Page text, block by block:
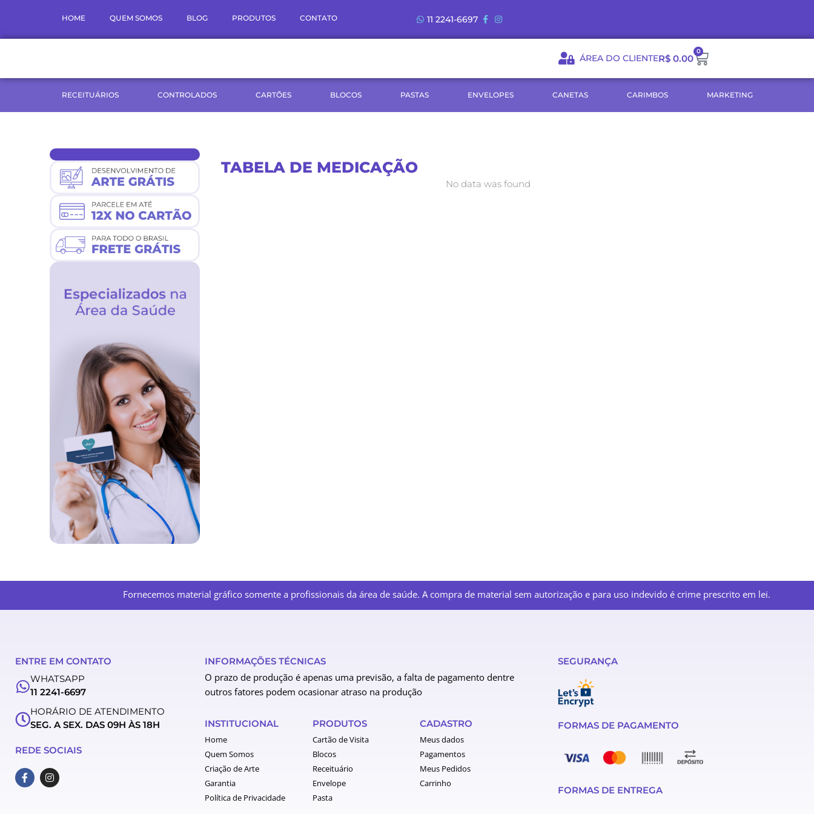
o
HOME QUEM SOMOS BLOG PRODUTOS CONTATO 11 2241-6697
ÁREA DO CLIENTER$ 0.00
0
Carrinho
RECEITUÁRIOS CONTROLADOS CARTÕES BLOCOS PASTAS ENVELOPES CANETAS CARIMBOS MARKETING
TABELA DE MEDICAÇÃO
No data was found
Fornecemos material gráfico somente a profissionais da área de saúde. A compra de material sem autorização e para uso indevido é crime prescrito em lei.
ENTRE EM CONTATO
WHATSAPP
11 2241-6697
HORÁRIO DE ATENDIMENTO
SEG. A SEX. DAS 09H ÀS 18H
REDE SOCIAIS
F
a
c
I
n
s
INFORMAÇÕES TÉCNICAS
O prazo de produção é apenas uma previsão, a falta de pagamento dentre
outros fatores podem ocasionar atraso na produção
INSTITUCIONAL
Home
Quem Somos
Criação de Arte
Garantia
Política de Privacidade
PRODUTOS
Cartão de Visita
Blocos
Receituário
Envelope
Pasta
CADASTRO
Meus dados
Pagamentos
Meus Pedidos
Carrinho
SEGURANÇA
FORMAS DE PAGAMENTO
FORMAS DE ENTREGA